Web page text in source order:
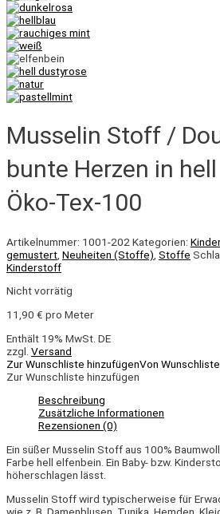
Musselin Stoff /
bunte Herzen in
Öko-Tex-100
Artikelnummer: 1001-202 Kategorien:
gemustert Neuheiten (Stoffe) Stoffe
Kinderstoff
Nicht vorrätig
11,90 € pro Meter
Enthält 19% MwSt. DE
zzgl. Versand
Zur Wunschliste hinzufügenVon
Zur Wunschliste hinzufügen
Beschreibung
Zusätzliche Informationen
Rezensionen (0)
Ein süßer Musselin Stoff aus 100%
Farbe hell elfenbein. Ein Baby- bzw.
höherschlagen lässt.
Musselin Stoff wird typischerweise für
wie z. B. Damenblusen, Tunika, Hemden,